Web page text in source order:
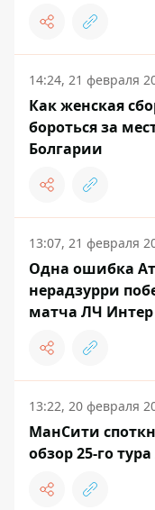
14:24, 21 февраля
Как женская
бороться за
Болгарии
13:07, 21 февраля
Одна ошибка
нерадзурри
матча ЛЧ Интер
13:22, 20 февраля
МанСити
обзор 25-го